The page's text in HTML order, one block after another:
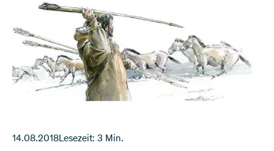
14.08.2018Lesezeit: 3 Min.